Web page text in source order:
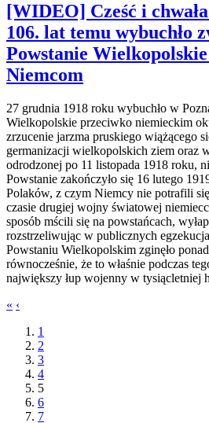
[WIDEO] Cześć i
106. lat temu wybuchło
Powstanie
Niemcom
27 grudnia 1918 roku wybuchło w
Wielkopolskie przeciwko niemieckim
zrzucenie jarzma pruskiego wiążącego
germanizacji wielkopolskich ziem oraz
odrodzonej po 11 listopada 1918 roku,
Powstanie zakończyło się 16 lutego
Polaków, z czym Niemcy nie potrafili
czasie drugiej wojny światowej
sposób mścili się na powstańcach,
rozstrzeliwując w publicznych
Powstaniu Wielkopolskim zginęło
równocześnie, że to właśnie podczas
największy łup wojenny w tysiącletniej
« ‹
1
2
3
4
5
6
7